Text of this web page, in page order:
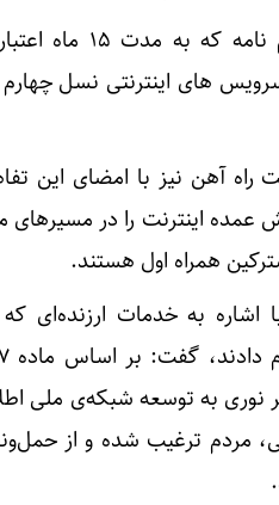
در این
های اینترنتی نسل
آهن نیز با امضای این
اینترنت را در مسیرهای
همراه اول هستند.
اشاره به خدمات
نوری به توسعه شبکه‌ی ملی
مردم ترغیب شده و از